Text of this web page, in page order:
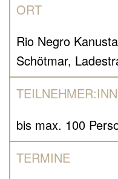
ORT
Rio Negro
Schötmar,
bis max. 100
TERMINE